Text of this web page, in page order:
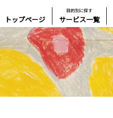
トップページ
目的別に探す
サービス一覧